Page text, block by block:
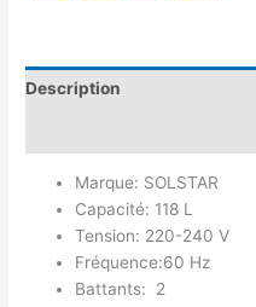
Description
Marque: SOLSTAR
Capacité: 118 L
Tension: 220-240 V
Fréquence:60 Hz
Battants: 2